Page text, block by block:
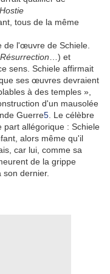
tous de la même
de l'œuvre de Schiele.
Résurrection …) et
sens. Schiele affirmait
ses œuvres devraient
à des temples »,
d'un mausolée
Guerre5 . Le célèbre
part allégorique : Schiele
alors même qu'il
car lui, comme sa
de la grippe
dernier.